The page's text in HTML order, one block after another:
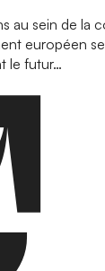
au sein de la
européen se
le futur…